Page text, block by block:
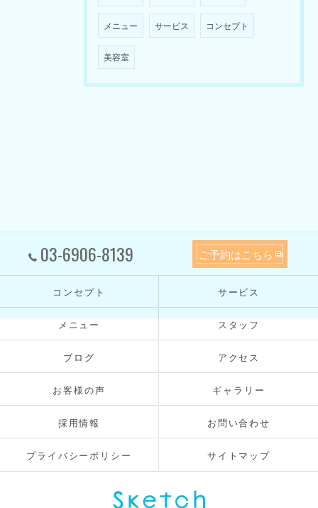
メニュー サービス コンセプト
美容室
03-6906-8139 ご予約はこちら
コンセプト サービス
メニュー スタッフ
ブログ アクセス
お客様の声 ギャラリー
採用情報 お問い合わせ
プライバシーポリシー サイトマップ